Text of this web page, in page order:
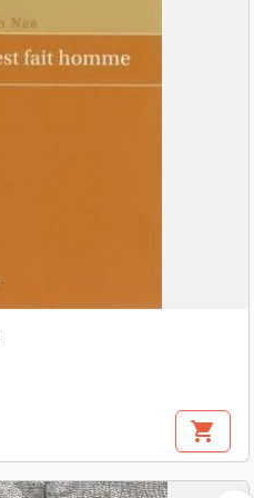
shopping_cart